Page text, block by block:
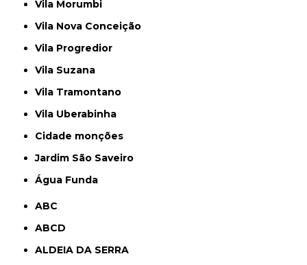
Vila Morumbi
Vila Nova Conceição
Vila Progredior
Vila Suzana
Vila Tramontano
Vila Uberabinha
cidade monções
jardim São Saveiro
Água Funda
ABC
ABCD
ALDEIA DA SERRA